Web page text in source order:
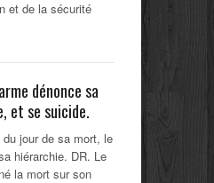
et de la sécurité
dénonce sa
et se suicide.
jour de sa mort, le
hiérarchie. DR. Le
la mort sur son